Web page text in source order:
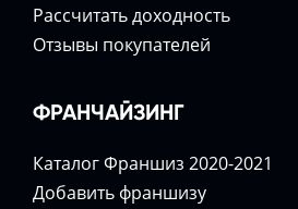
Расcчитать доходность
Отзывы покупателей
ФРАНЧАЙЗИНГ
Каталог Франшиз 2020-2021
Добавить франшизу